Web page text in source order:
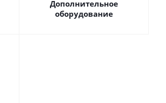
Дополнительное
оборудование